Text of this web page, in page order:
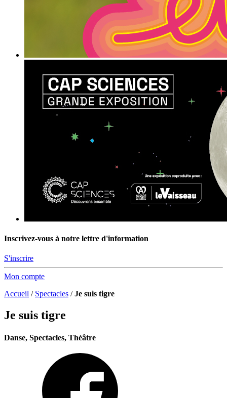
Inscrivez-vous à notre lettre d'information
S'inscrire
Mon compte
Accueil / Spectacles /Je suis tigre
Je suis tigre
Danse, Spectacles, Théâtre